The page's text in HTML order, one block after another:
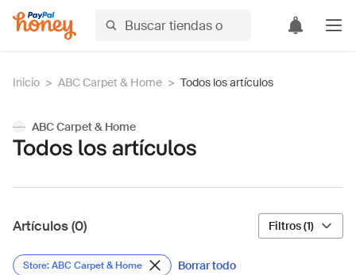
Inicio > ABC Carpet & Home > Todos los artículos
ABC Carpet & Home
Todos los artículos
Artículos (0) Filtros (1)
Store: ABC Carpet & Home Borrar todo